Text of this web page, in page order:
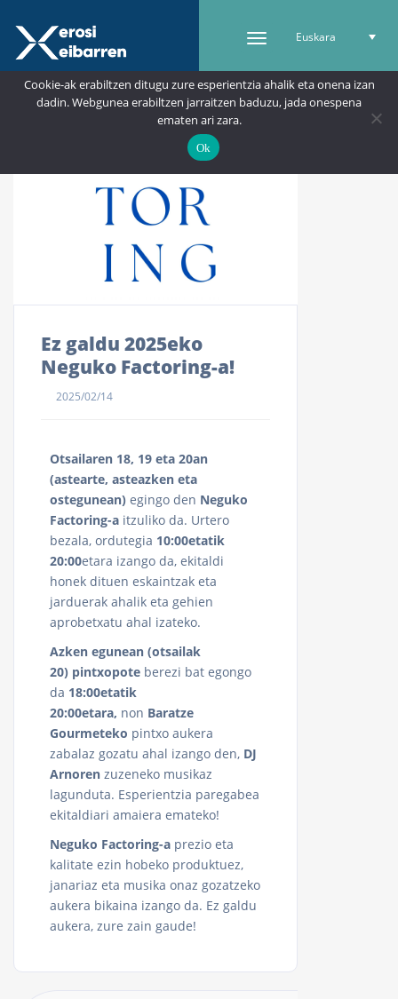
Euskara
Ez galdu 2025eko
Neguko Factoring-a!
2025/02/14
Otsailaren 18, 19 eta 20an
(astearte, asteazken eta
ostegunean) egingo den Neguko
Factoring-a itzuliko da. Urtero
bezala, ordutegia 10:00etatik
20:00etara izango da, ekitaldi
honek dituen eskaintzak eta
jarduerak ahalik eta gehien
aprobetxatu ahal izateko.
Azken egunean (otsailak
20) pintxopote berezi bat egongo
da 18:00etatik
20:00etara, non Baratze
Gourmeteko pintxo aukera
zabalaz gozatu ahal izango den, DJ
Arnoren zuzeneko musikaz
lagunduta. Esperientzia paregabea
ekitaldiari amaiera emateko!
Neguko Factoring-a prezio eta
kalitate ezin hobeko produktuez,
janariaz eta musika onaz gozatzeko
aukera bikaina izango da. Ez galdu
aukera, zure zain gaude!
Cookie-ak erabiltzen ditugu zure esperientzia ahalik eta onena izan
dadin. Webgunea erabiltzen jarraitzen baduzu, jada onespena
ematen ari zara.
Ok